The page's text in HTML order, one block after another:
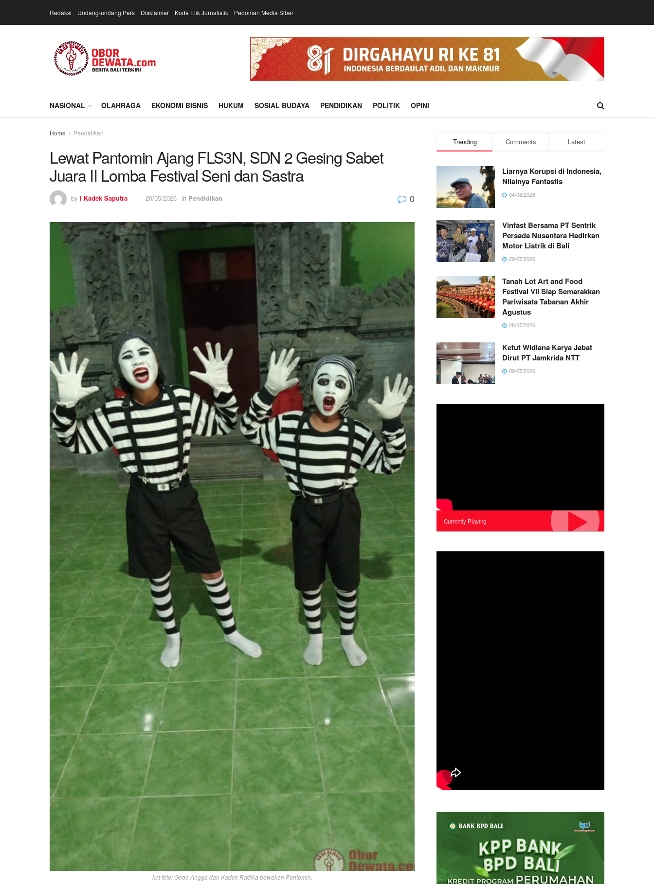
Redaksi Undang-undang Pers Disklaimer Kode Etik Jurnalistik Pedoman Media Siber
NASIONAL OLAHRAGA EKONOMI BISNIS HUKUM SOSIAL BUDAYA PENDIDIKAN POLITIK OPINI
Home Pendidikan
Lewat Pantomin Ajang FLS3N, SDN 2 Gesing Sabet
Juara II Lomba Festival Seni dan Sastra
by I Kadek Saputra 20/05/2026 in Pendidikan 0
ket foto: Gede Angga dan Kadek Radika bawakan Pantomin.
Trending Comments Latest
Liarnya Korupsi di Indonesia,
Nilainya Fantastis
04/08/2026
Vinfast Bersama PT Sentrik
Persada Nusantara Hadirkan
Motor Listrik di Bali
29/07/2026
Tanah Lot Art and Food
Festival VII Siap Semarakkan
Pariwisata Tabanan Akhir
Agustus
28/07/2026
Ketut Widiana Karya Jabat
Dirut PT Jamkrida NTT
09/07/2026
Currently Playing